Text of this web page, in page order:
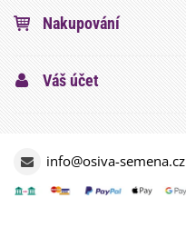
Nakupování
Váš účet
info@osiva-semena.cz